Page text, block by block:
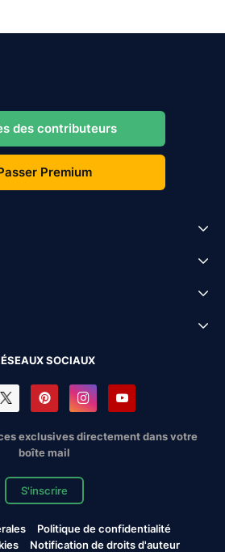
des contributeurs
Premium
SOCIAUX
exclusives directement dans votre
boîte mail
S'inscrire
Politique de confidentialité
Notification de droits d'auteur